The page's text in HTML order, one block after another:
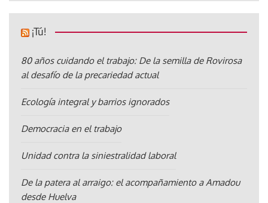
¡Tú!
80 años cuidando el trabajo: De la semilla de Rovirosa
al desafío de la precariedad actual
Ecología integral y barrios ignorados
Democracia en el trabajo
Unidad contra la siniestralidad laboral
De la patera al arraigo: el acompañamiento a Amadou
desde Huelva